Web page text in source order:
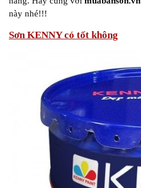
này nhé!!!
Sơn KENNY có tốt không